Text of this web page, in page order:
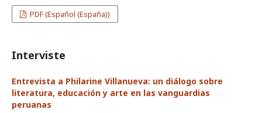
PDF (Español (España))
Interviste
Entrevista a Philarine Villanueva: un diálogo sobre
literatura, educación y arte en las vanguardias
peruanas